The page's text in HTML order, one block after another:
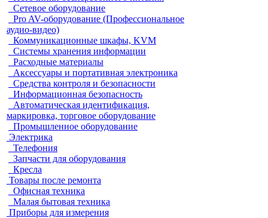
Сетевое оборудование
Pro AV-оборудование (Профессиональное
аудио-видео)
Коммуникационные шкафы, KVM
Системы хранения информации
Расходные материалы
Аксессуары и портативная электроника
Средства контроля и безопасности
Информационная безопасность
Автоматическая идентификация,
маркировка, торговое оборудование
Промышленное оборудование
Электрика
Телефония
Запчасти для оборудования
Кресла
Товары после ремонта
Офисная техника
Малая бытовая техника
Приборы для измерения